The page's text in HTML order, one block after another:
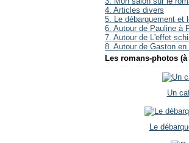
4. Articles divers
5. Le débarquement et
6. Autour de Pauline à
7. Autour de L'effet
8. Autour de Gaston en
Les romans-photos
Un
Le